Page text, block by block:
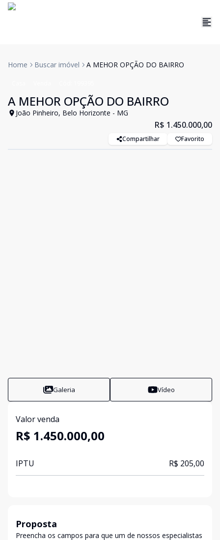
Home Buscar imóvel A MEHOR OPÇÃO DO BAIRRO
A MEHOR OPÇÃO DO BAIRRO
João Pinheiro, Belo Horizonte - MG
R$ 1.450.000,00
Compartilhar Favorito
Galeria Vídeo
Valor venda
R$ 1.450.000,00
IPTU R$ 205,00
Proposta
Preencha os campos para que um de nossos especialistas